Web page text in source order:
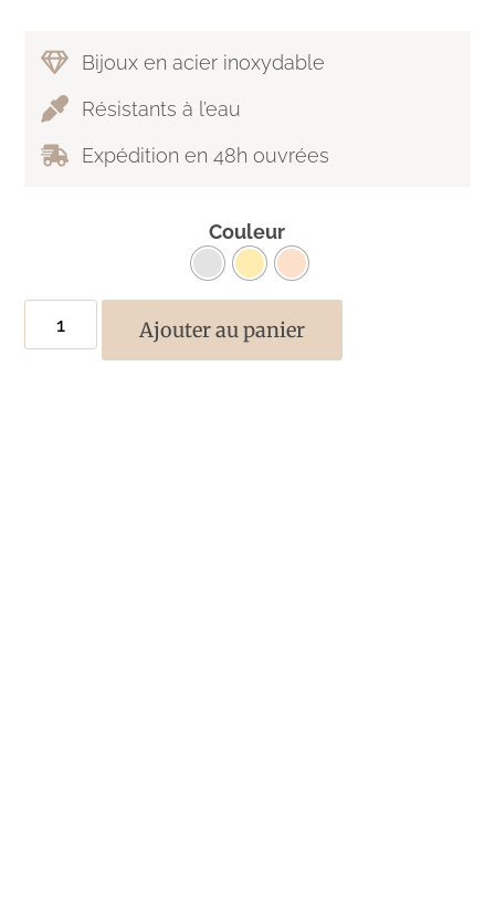
Bijoux en acier inoxydable
Résistants à l’eau
Expédition en 48h ouvrées
Couleur
Ajouter au panier